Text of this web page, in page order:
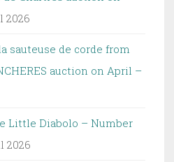
2026
sauteuse de corde from
auction on April –
Little Diabolo – Number
2026